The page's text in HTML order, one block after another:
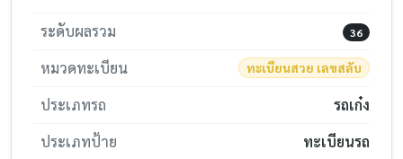
ระดับผลรวม 36
หมวดทะเบียน ทะเบียนสวย เลขสลับ
ประเภทรถ
รถเก๋ง
ประเภทป้าย
ทะเบียนรถ